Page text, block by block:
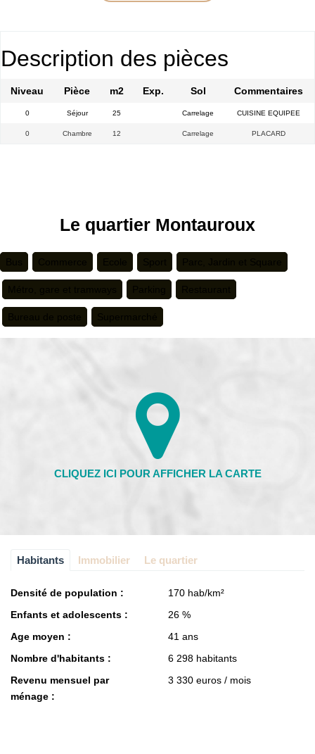
Description des pièces
Niveau Pièce m2 Exp. Sol Commentaires
0 Séjour 25 Carrelage CUISINE EQUIPEE
0 Chambre 12 Carrelage PLACARD
Le quartier Montauroux
Habitants Immobilier Le quartier
Densité de population :
170 hab/km²
Enfants et adolescents :
26 %
Age moyen :
41 ans
Nombre d'habitants :
6 298 habitants
Revenu mensuel par
ménage :
3 330 euros / mois